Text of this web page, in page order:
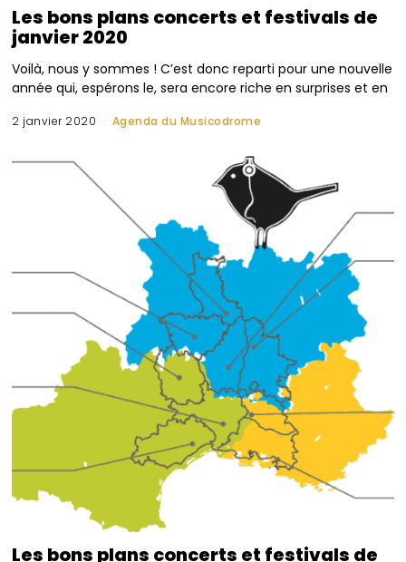
Les bons plans concerts et festivals de
janvier 2020
Voilà, nous y sommes ! C’est donc reparti pour une nouvelle
année qui, espérons le, sera encore riche en surprises et en
2 janvier 2020 Agenda du Musicodrome
Les bons plans concerts et festivals de